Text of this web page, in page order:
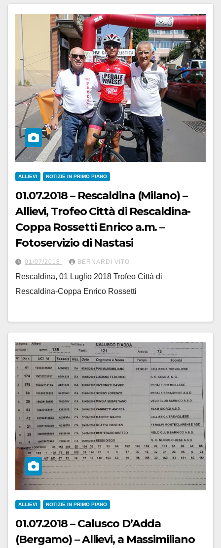
ALLIEVI NOTIZIE IN PRIMO PIANO
01.07.2018 – Rescaldina (Milano) –
Allievi, Trofeo Città di Rescaldina-
Coppa Rossetti Enrico a.m. –
Fotoservizio di Nastasi
01/07/2018 BERNARDI VITO
Rescaldina, 01 Luglio 2018 Trofeo Città di
Rescaldina-Coppa Enrico Rossetti
ALLIEVI NOTIZIE IN PRIMO PIANO
01.07.2018 – Calusco D’Adda
(Bergamo) – Allievi, a Massimiliano